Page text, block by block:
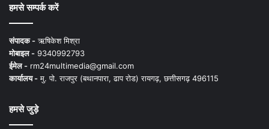
हमसे सम्पर्क करें
संपादक -ऋषिकेश मिश्रा
मोबाइल - 9340992793
ईमेल - rm24multimedia@gmail.com
कार्यालय -मु. पो. राजपुर (बथानपारा, ढाप रोड) रायगढ़, छत्तीसगढ़ 496115
हमसे जुड़े